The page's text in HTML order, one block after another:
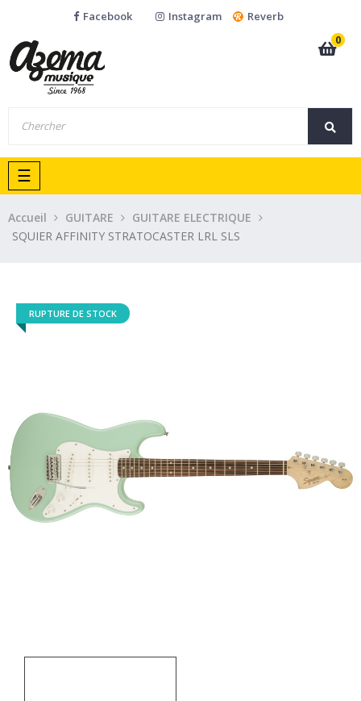
Facebook Instagram
Reverb
0
Basculer
la
navigation
☰
Accueil GUITARE
GUITARE ELECTRIQUE
SQUIER AFFINITY STRATOCASTER LRL SLS
RUPTURE DE STOCK